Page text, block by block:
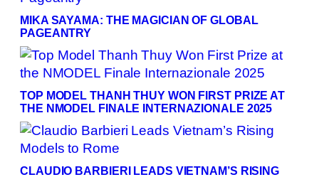
MIKA SAYAMA: THE MAGICIAN OF GLOBAL
PAGEANTRY
TOP MODEL THANH THUY WON FIRST PRIZE AT
THE NMODEL FINALE INTERNAZIONALE 2025
CLAUDIO BARBIERI LEADS VIETNAM’S RISING